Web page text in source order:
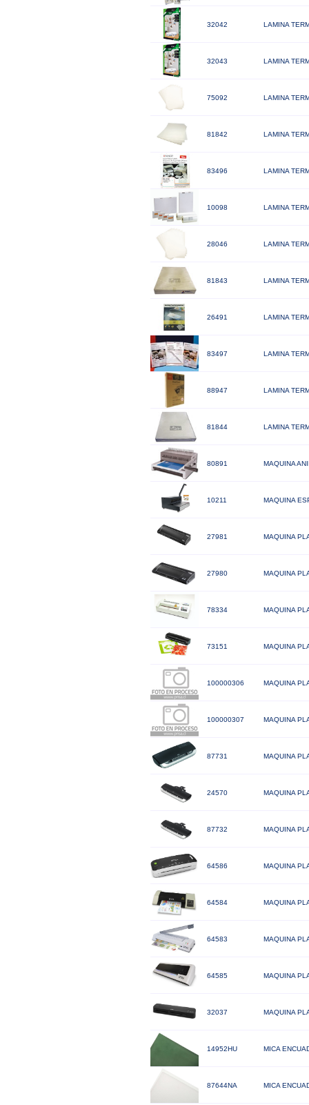
32042 LAMINA
32043 LAMINA
75092 LAMINA
81842 LAMINA
83496 LAMINA
10098 LAMINA
28046 LAMINA
81843 LAMINA
26491 LAMINA
83497 LAMINA
88947 LAMINA
81844 LAMINA
80891 MAQUINA
10211 MAQUINA
27981 MAQUINA
27980 MAQUINA
78334 MAQUINA
73151 MAQUINA
100000306 MAQUINA
100000307 MAQUINA
87731 MAQUINA
24570 MAQUINA
87732 MAQUINA
64586 MAQUINA
64584 MAQUINA
64583 MAQUINA
64585 MAQUINA
32037 MAQUINA
14952HU MICA
87644NA MICA